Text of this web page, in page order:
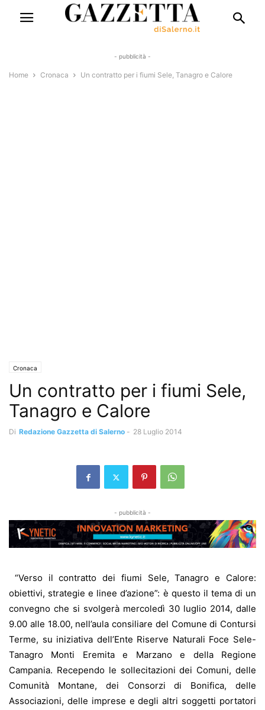
- pubblicità -
Home Cronaca Un contratto per i fiumi Sele, Tanagro e Calore
Cronaca
Un contratto per i fiumi Sele,
Tanagro e Calore
Di Redazione Gazzetta di Salerno - 28 Luglio 2014
- pubblicità -
“Verso il contratto dei fiumi Sele, Tanagro e Calore:
obiettivi, strategie e linee d’azione”: è questo il tema di un
convegno che si svolgerà mercoledì 30 luglio 2014, dalle
9.00 alle 18.00, nell’aula consiliare del Comune di Contursi
Terme, su iniziativa dell’Ente Riserve Naturali Foce Sele-
Tanagro Monti Eremita e Marzano e della Regione
Campania. Recependo le sollecitazioni dei Comuni, delle
Comunità Montane, dei Consorzi di Bonifica, delle
Associazioni, delle imprese e degli altri soggetti portatori